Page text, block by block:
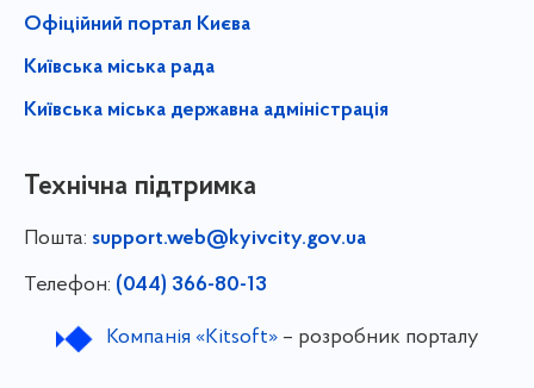
Офіційний портал Києва
Київська міська рада
Київська міська державна адміністрація
Технічна підтримка
Пошта: support.web@kyivcity.gov.ua
Телефон: (044) 366-80-13
Компанія «Kitsoft»– розробник порталу